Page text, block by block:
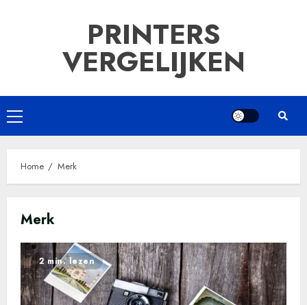
PRINTERS
VERGELIJKEN
Primair
menu
Home Merk
Merk
2 min. lezen